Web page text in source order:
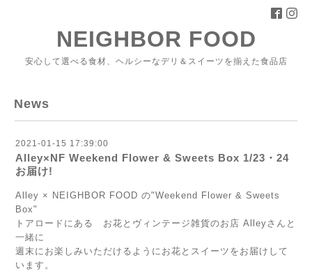
NEIGHBOR FOOD
安心して選べる食材、ヘルシーなデリ＆スイーツを揃えた食品店
News
2021-01-15 17:39:00
Alley×NF Weekend Flower & Sweets Box 1/23・24
お届け!
Alley × NEIGHBOR FOOD の"Weekend Flower & Sweets
Box"
トアロードにある お花とヴィンテージ雑貨のお店 Alleyさんと
一緒に
週末にお楽しみいただけるようにお花とスイーツをお届けして
います。